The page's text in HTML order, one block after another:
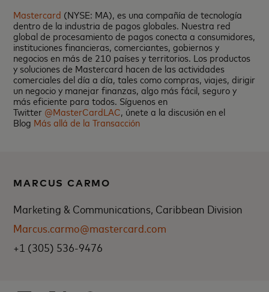
Mastercard (NYSE: MA), es una compañía de tecnología
dentro de la industria de pagos globales. Nuestra red
global de procesamiento de pagos conecta a consumidores,
instituciones financieras, comerciantes, gobiernos y
negocios en más de 210 países y territorios. Los productos
y soluciones de Mastercard hacen de las actividades
comerciales del día a día, tales como compras, viajes, dirigir
un negocio y manejar finanzas, algo más fácil, seguro y
más eficiente para todos. Síguenos en
Twitter @MasterCardLAC, únete a la discusión en el
Blog Más allá de la Transacción
MARCUS CARMO
Marketing & Communications, Caribbean Division
Marcus.carmo@mastercard.com
+1 (305) 536-9476